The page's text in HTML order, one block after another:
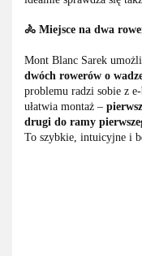
🚴 Miejsce na dwa
Mont Blanc Sarek
dwóch rowerów o
problemu radzi sobie z
ułatwia montaż –
drugi do ramy
To szybkie, intuicyjne i